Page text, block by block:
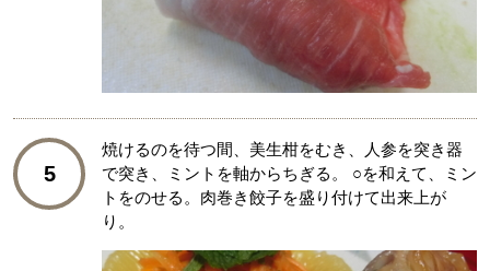
5
焼けるのを待つ間、美生柑をむき、人参を突き器
で突き、ミントを軸からちぎる。 ○を和えて、ミン
トをのせる。肉巻き餃子を盛り付けて出来上が
り。